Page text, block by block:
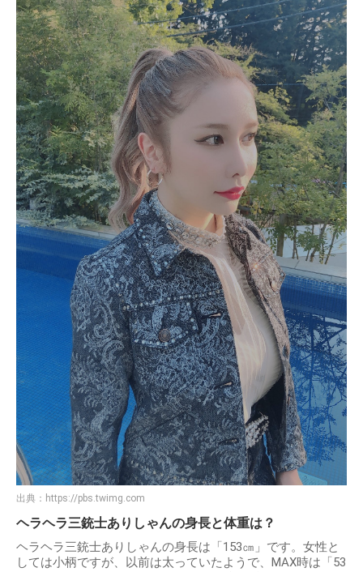
出典： https://pbs.twimg.com
ヘラヘラ三銃士ありしゃんの身長と体重は？
ヘラヘラ三銃士ありしゃんの身長は「153㎝」です。女性と
しては小柄ですが、以前は太っていたようで、MAX時は「53